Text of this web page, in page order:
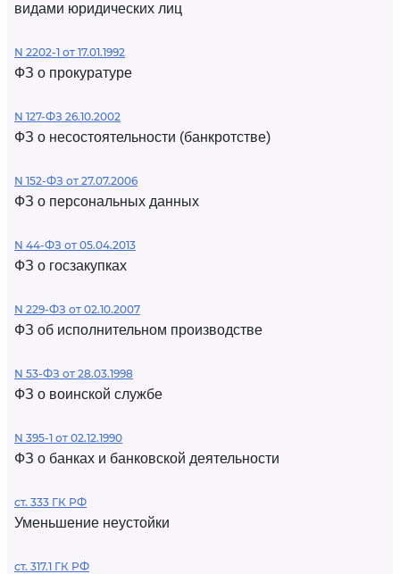
видами юридических лиц
N 2202-1 от 17.01.1992
ФЗ о прокуратуре
N 127-ФЗ 26.10.2002
ФЗ о несостоятельности (банкротстве)
N 152-ФЗ от 27.07.2006
ФЗ о персональных данных
N 44-ФЗ от 05.04.2013
ФЗ о госзакупках
N 229-ФЗ от 02.10.2007
ФЗ об исполнительном производстве
N 53-ФЗ от 28.03.1998
ФЗ о воинской службе
N 395-1 от 02.12.1990
ФЗ о банках и банковской деятельности
ст. 333 ГК РФ
Уменьшение неустойки
ст. 317.1 ГК РФ